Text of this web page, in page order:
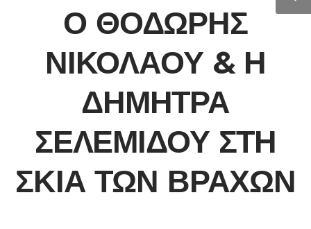
Ο ΘΟΔΩΡΉΣ
ΝΙΚΟΛΆΟΥ & Η
ΔΉΜΗΤΡΑ
ΣΕΛΕΜΊΔΟΥ ΣΤΗ
ΣΚΙΆ ΤΩΝ ΒΡΆΧΩΝ